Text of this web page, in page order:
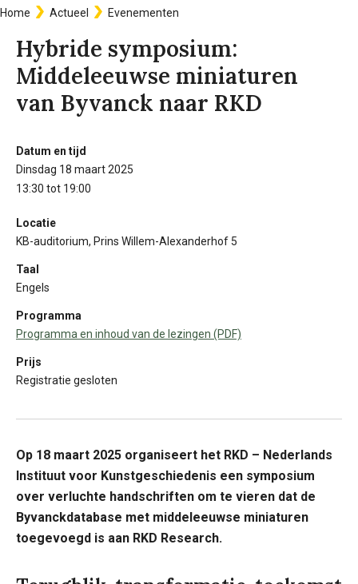
Kruimelpad
Home Actueel Evenementen
Hybride symposium:
Middeleeuwse miniaturen
van Byvanck naar RKD
Informatie
Datum en tijd
dinsdag 18 maart 2025
13:30 tot 19:00
Locatie
KB-auditorium, Prins Willem-Alexanderhof 5
Taal
Engels
Programma
Programma en inhoud van de lezingen (PDF)
Prijs
Registratie gesloten
Op 18 maart 2025 organiseert het RKD – Nederlands
Instituut voor Kunstgeschiedenis een symposium
over verluchte handschriften om te vieren dat de
Byvanckdatabase met middeleeuwse miniaturen
toegevoegd is aan RKD Research.